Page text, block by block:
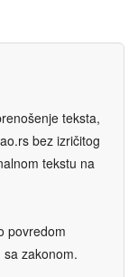
teksta,
bez izričitog
tekstu na
povredom
zakonom.